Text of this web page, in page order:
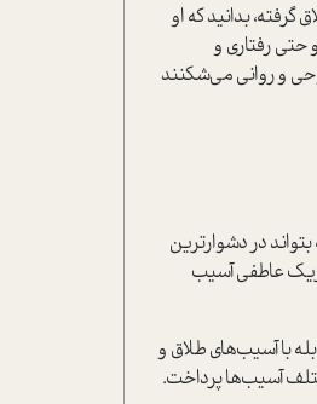
بدانيد که او
رفتاري و
و رواني مي‌شکنند
در دشوارترين
عاطفي آسيب
با آسيب‌هاي طلاق و
آسيب‌ها پرداخت.